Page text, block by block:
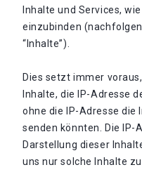
Inhalte und Services,
einzubinden
“Inhalte”).
Dies setzt immer
Inhalte, die IP-Adresse
ohne die IP-Adresse die
senden könnten. Die
Darstellung dieser
uns nur solche Inhalte